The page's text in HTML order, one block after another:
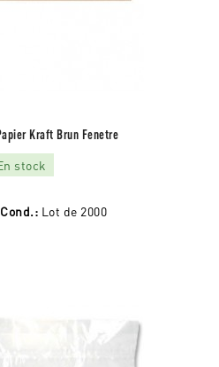
Kraft Brun Fenetre
stock
Cond.: Lot de 2000